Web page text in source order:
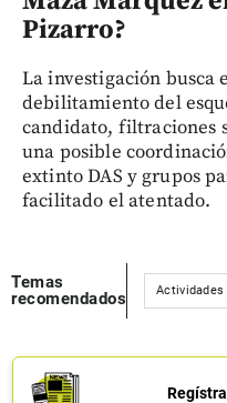
Pizarro?
La investigación busca
debilitamiento del
candidato, filtraciones
una posible
extinto DAS y grupos
facilitado el atentado.
Temas
recomendados
Actividades